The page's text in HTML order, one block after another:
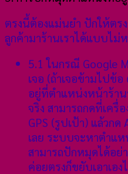
ตรงนี้ต้องแม่นยำ ปักให้ตร
ลูกค้ามาร้านเราได้แบบไม่
5.1 ในกรณี Google
เจอ (ถ้าเจอข้ามไปข้
อยู่ที่ตำแหน่งหน้าร้า
จริง สามารถกดที่เครื่
GPS (รูปเป้า) แล้วกด
เลย ระบบจะหาตำแห
สามารถปักหมุดได้อย่
ค่อยตรงก็ขยับเอาเอง